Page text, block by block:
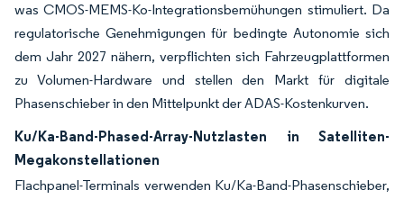
was CMOS-MEMS-Ko-Integrationsbemühungen stimuliert. Da
regulatorische Genehmigungen für bedingte Autonomie sich
dem Jahr 2027 nähern, verpflichten sich Fahrzeugplattformen
zu Volumen-Hardware und stellen den Markt für digitale
Phasenschieber in den Mittelpunkt der ADAS-Kostenkurven.
Ku/Ka-Band-Phased-Array-Nutzlasten in Satelliten-
Megakonstellationen
Flachpanel-Terminals verwenden Ku/Ka-Band-Phasenschieber,